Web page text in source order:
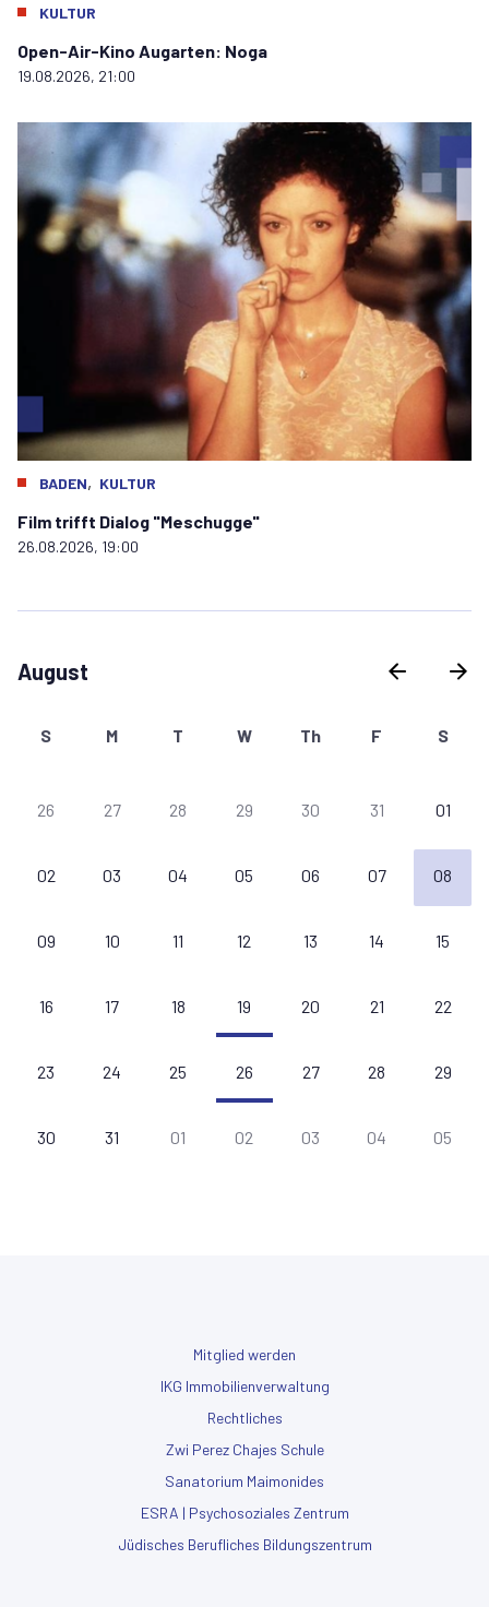
KULTUR
Open-Air-Kino Augarten: Noga
19.08.2026, 21:00
BADEN, KULTUR
Film trifft Dialog "Meschugge"
26.08.2026, 19:00
August
S M T W Th F S
26 27 28 29 30 31 01
02 03 04 05 06 07 08
09 10 11 12 13 14 15
16 17 18 19 20 21 22
23 24 25 26 27 28 29
30 31 01 02 03 04 05
Mitglied werden
IKG Immobilienverwaltung
Rechtliches
Zwi Perez Chajes Schule
Sanatorium Maimonides
ESRA | Psychosoziales Zentrum
Jüdisches Berufliches Bildungszentrum